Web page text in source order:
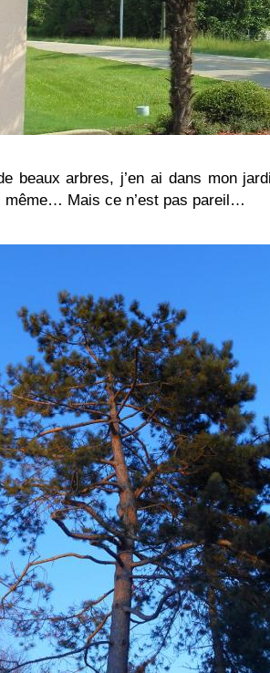
beaux arbres, j’en ai dans mon
même… Mais ce n’est pas pareil…